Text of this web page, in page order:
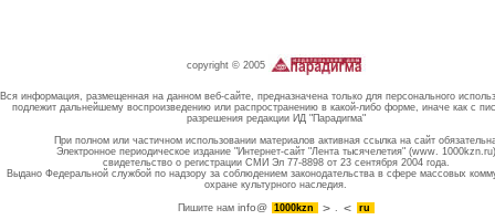
copyright © 2005
Вся информация, размещенная на данном веб-сайте, предназначена только для персонального
подлежит дальнейшему воспроизведению или распространению в какой-либо форме, иначе как с
разрешения редакции ИД "Парадигма"
При полном или частичном использовании материалов активная ссылка на сайт
Электронное периодическое издание "Интернет-сайт "Лента тысячелетия" (www. 1000kzn.ru)
свидетельство о регистрации СМИ Эл 77-8898 от 23 сентября 2004 года.
Выдано Федеральной службой по надзору за соблюдением законодательства в сфере массовых
охране культурного наследия.
Пишите намinfo@ 1000kzn . ru